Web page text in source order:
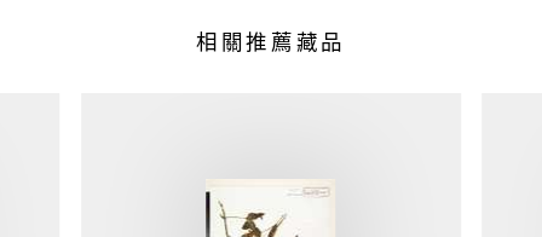
相關推薦藏品